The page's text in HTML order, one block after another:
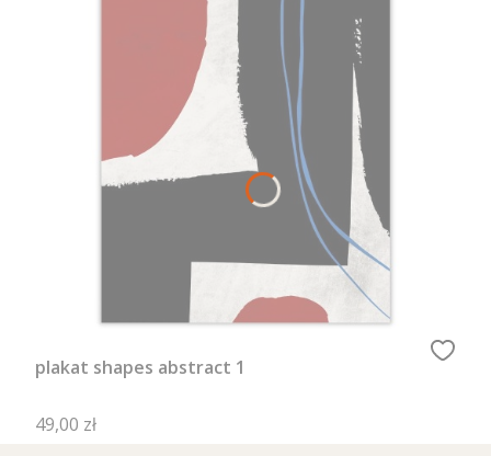
plakat shapes abstract 1
Cena
49,00 zł